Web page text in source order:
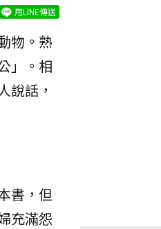
用LINE傳送
物。熟
」。相
說話，
書，但
充滿怨